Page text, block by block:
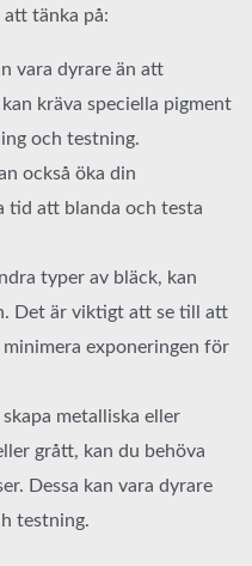
tänka på:
vara dyrare än att
kräva speciella pigment
och testning.
också öka din
tid att blanda och testa
typer av bläck, kan
Det är viktigt att se till att
exponeringen för
metalliska eller
grått, kan du behöva
Dessa kan vara dyrare
testning.